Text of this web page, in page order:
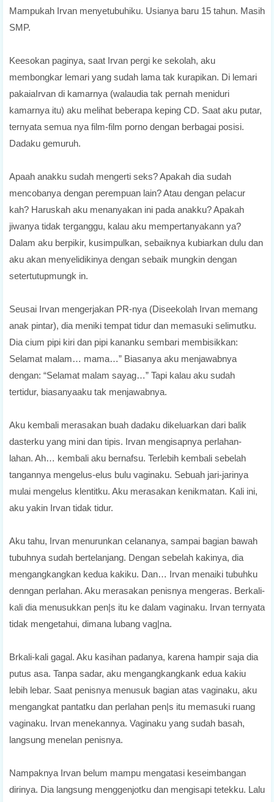
Mampukah Irvan menyetubuhiku. Usianya baru 15 tahun. Masih
SMP.
Keesokan paginya, saat Irvan pergi ke sekolah, aku
membongkar lemari yang sudah lama tak kurapikan. Di lemari
pakaiaIrvan di kamarnya (walaudia tak pernah meniduri
kamarnya itu) aku melihat beberapa keping CD. Saat aku putar,
ternyata semua nya film-film porno dengan berbagai posisi.
Dadaku gemuruh.
Apaah anakku sudah mengerti seks? Apakah dia sudah
mencobanya dengan perempuan lain? Atau dengan pelacur
kah? Haruskah aku menanyakan ini pada anakku? Apakah
jiwanya tidak terganggu, kalau aku mempertanyakann ya?
Dalam aku berpikir, kusimpulkan, sebaiknya kubiarkan dulu dan
aku akan menyelidikinya dengan sebaik mungkin dengan
setertutupmungk in.
Seusai Irvan mengerjakan PR-nya (Diseekolah Irvan memang
anak pintar), dia meniki tempat tidur dan memasuki selimutku.
Dia cium pipi kiri dan pipi kananku sembari membisikkan:
Selamat malam… mama…” Biasanya aku menjawabnya
dengan: “Selamat malam sayag…” Tapi kalau aku sudah
tertidur, biasanyaaku tak menjawabnya.
Aku kembali merasakan buah dadaku dikeluarkan dari balik
dasterku yang mini dan tipis. Irvan mengisapnya perlahan-
lahan. Ah… kembali aku bernafsu. Terlebih kembali sebelah
tangannya mengelus-elus bulu vaginaku. Sebuah jari-jarinya
mulai mengelus klentitku. Aku merasakan kenikmatan. Kali ini,
aku yakin Irvan tidak tidur.
Aku tahu, Irvan menurunkan celananya, sampai bagian bawah
tubuhnya sudah bertelanjang. Dengan sebelah kakinya, dia
mengangkangkan kedua kakiku. Dan… Irvan menaiki tubuhku
denngan perlahan. Aku merasakan penisnya mengeras. Berkali-
kali dia menusukkan pen|s itu ke dalam vaginaku. Irvan ternyata
tidak mengetahui, dimana lubang vag|na.
Brkali-kali gagal. Aku kasihan padanya, karena hampir saja dia
putus asa. Tanpa sadar, aku mengangkangkank edua kakiu
lebih lebar. Saat penisnya menusuk bagian atas vaginaku, aku
mengangkat pantatku dan perlahan pen|s itu memasuki ruang
vaginaku. Irvan menekannya. Vaginaku yang sudah basah,
langsung menelan penisnya.
Nampaknya Irvan belum mampu mengatasi keseimbangan
dirinya. Dia langsung menggenjotku dan mengisapi tetekku. Lalu